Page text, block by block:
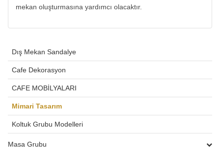
mekan oluşturmasına yardımcı olacaktır.
Dış Mekan Sandalye
Cafe Dekorasyon
CAFE MOBİLYALARI
Mimari Tasarım
Koltuk Grubu Modelleri
Masa Grubu